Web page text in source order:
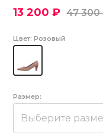
13 200 ₽ 47 300
Цвет: Розовый
Размер:
Выберите